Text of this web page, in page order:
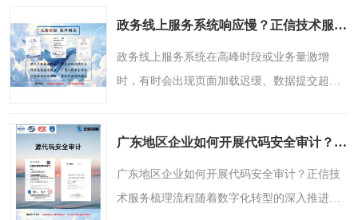
求。设备兼容性、网..
政务线上服务系统响应慢？正信技术服务从测评角度分析原因
政务线上服务系统在高峰时段或业务量激增
时，有时会出现页面加载迟缓、数据提交超时
带宽瓶颈、服务器资源..
广东地区企业如何开展代码安全审计？正信技术服务梳理流程
广东地区企业如何开展代码安全审计？正信技
术服务梳理流程随着数字化转型的深入推进，